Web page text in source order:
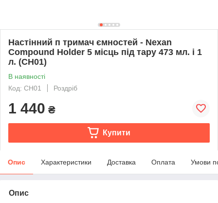
Настінний п тримач ємностей - Nexan
Compound Holder 5 місць під тару 473 мл. і 1
л. (CH01)
В наявності
Код: CH01
Роздріб
1 440 ₴
Купити
Опис Характеристики Доставка Оплата Умови
Опис